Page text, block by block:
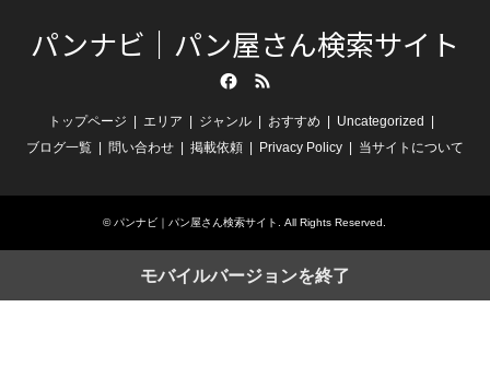
パンナビ｜パン屋さん検索サイト
トップページ エリア ジャンル おすすめ
Uncategorized
ブログ一覧
問い合わせ 掲載依頼 Privacy Policy 当サイトについて
© パンナビ｜パン屋さん検索サイト . All Rights Reserved.
モバイルバージョンを終了